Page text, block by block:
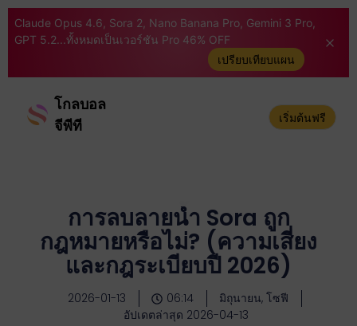
Claude Opus 4.6, Sora 2, Nano Banana Pro, Gemini 3 Pro,
GPT 5.2...ทั้งหมดเป็นเวอร์ชัน Pro 46% OFF
เปรียบเทียบแผน
โกลบอล
จีพีที
เริ่มต้นฟรี
การลบลายน้ำ Sora ถูก
กฎหมายหรือไม่? (ความเสี่ยง
และกฎระเบียบปี 2026)
2026-01-13 06:14
มิถุนายน, โซฟี
อัปเดตล่าสุด 2026-04-13